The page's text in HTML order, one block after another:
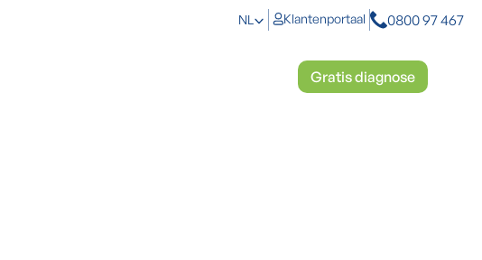
NL Klantenportaal 0800 97 467
Gratis diagnose